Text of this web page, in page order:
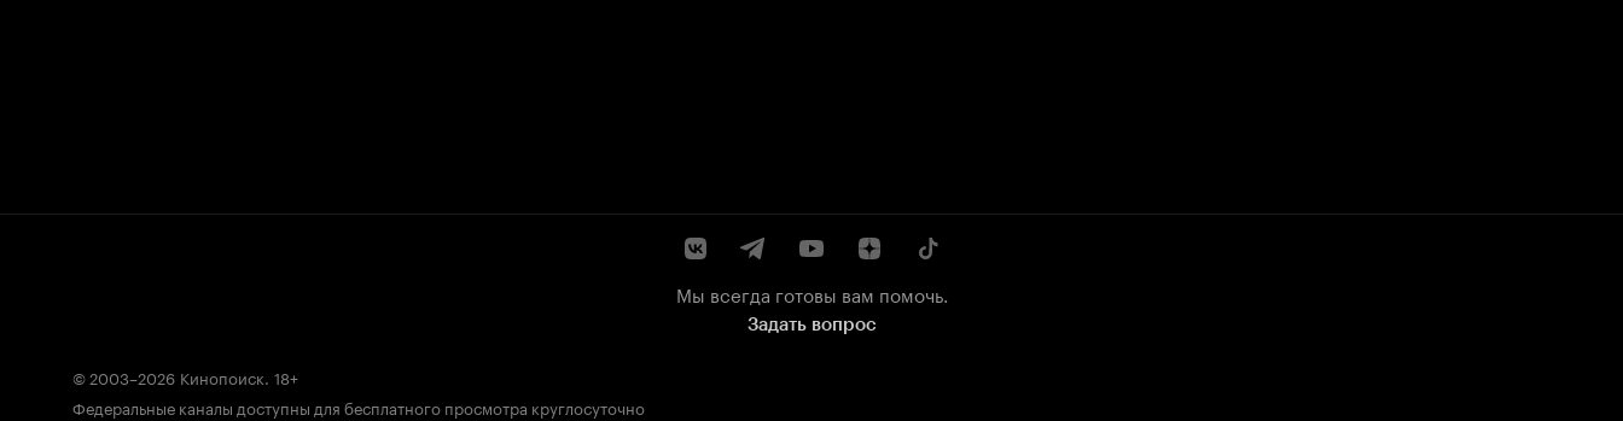
Мы всегда готовы вам помочь.
Задать вопрос
© 2003–2026 Кинопоиск. 18+
Федеральные каналы доступны для бесплатного просмотра круглосуточно